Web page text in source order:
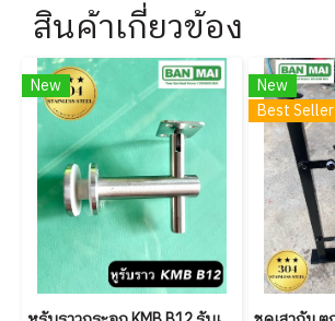
สินค้าเกี่ยวข้อง
New
New
Best Seller